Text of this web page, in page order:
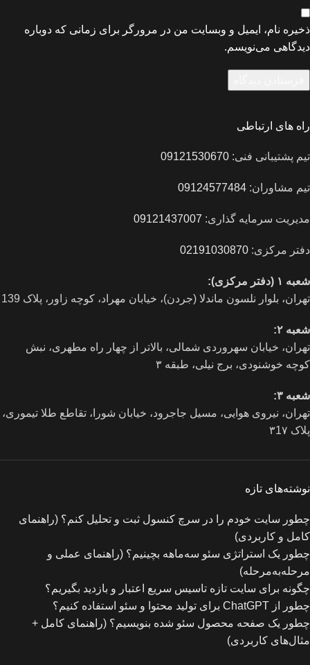
ذخیره نام، ایمیل و وبسایت من در مرورگر برای زمانی که دوباره
دیدگاهی می‌نویسم.
راه های ارتباطی
تیم پشتیبانی فنی: 09121530670
تیم مشاوران: 09124577484
مدیریت سرمایه گذاری: 09121437007
دفتر مرکزی: 02191030870
شعبه ۱ (دفتر مرکزی):
تهران، بلوار نلسون ماندلا (جردن)، خیابان مهراد، کوچه زاور، پلاک 139
شعبه ۲:
تهران، خيابان سهروردی شمالی، بالاتر از چهار راه مطهری، نبش
کوچه خوشنودی، برج نیلی، طبقه ۳
شعبه ۳:
تهران، نیروی هوایی، مسیل جاجرود، خیابان شورا، تقاطع طلا تیموری،
پلاک ۳1۷
نوشته‌های تازه
چطور سایت خودم را در سرچ کنسول ثبت و تحلیل کنم؟ (راهنمای
کامل و کاربردی)
چطور یک استراتژی سئو سه‌ماهه بچینیم؟ (راهنمای عملی و
مرحله‌به‌مرحله)
چگونه برای سایت تازه‌ تاسیس سریع اعتبار و بازدید بگیریم؟
چطور از ChatGPT برای تولید محتوا و سئو استفاده کنیم؟
چطور یک صفحه محصول سئو شده بنویسیم؟ (راهنمای کامل +
مثال‌های کاربردی)